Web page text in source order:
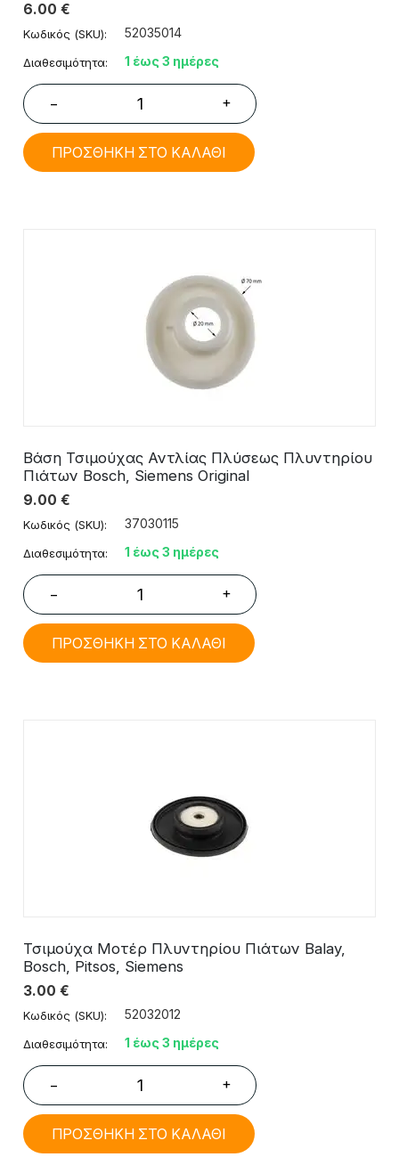
6.00 €
Κωδικός (SKU): 52035014
Διαθεσιμότητα: 1 έως 3 ημέρες
− +
ΠΡΟΣΘΗΚΗ ΣΤΟ ΚΑΛΑΘΙ
Βάση Τσιμούχας Αντλίας Πλύσεως Πλυντηρίου
Πιάτων Bosch, Siemens Original
9.00 €
Κωδικός (SKU): 37030115
Διαθεσιμότητα: 1 έως 3 ημέρες
− +
ΠΡΟΣΘΗΚΗ ΣΤΟ ΚΑΛΑΘΙ
Τσιμούχα Μοτέρ Πλυντηρίου Πιάτων Balay,
Bosch, Pitsos, Siemens
3.00 €
Κωδικός (SKU): 52032012
Διαθεσιμότητα: 1 έως 3 ημέρες
− +
ΠΡΟΣΘΗΚΗ ΣΤΟ ΚΑΛΑΘΙ